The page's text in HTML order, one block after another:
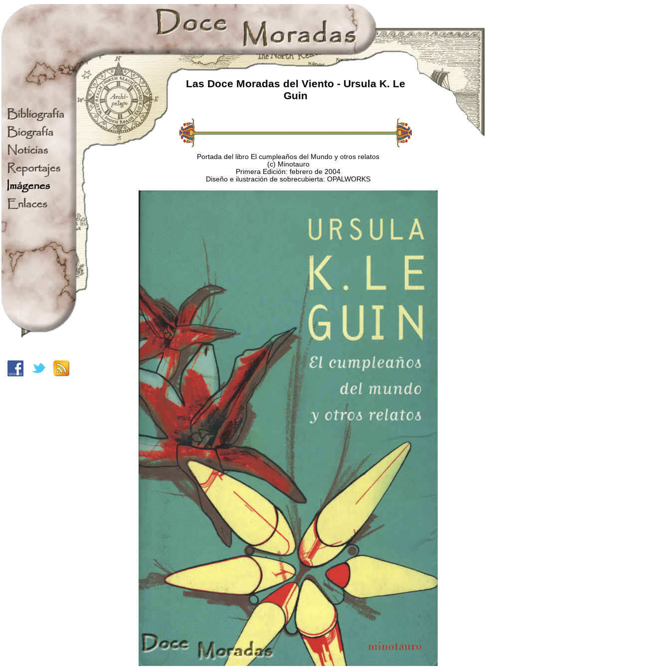
Las Doce Moradas del Viento - Ursula K. Le
Guin
Portada del libro El cumpleaños del Mundo y otros relatos
(c) Minotauro
Primera Edición: febrero de 2004
Diseño e ilustración de sobrecubierta: OPALWORKS